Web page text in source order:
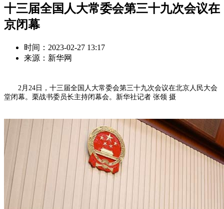
十三届全国人大常委会第三十九次会议在
京闭幕
时间：2023-02-27 13:17
来源：新华网
2月24日，十三届全国人大常委会第三十九次会议在北京人民大会
堂闭幕。栗战书委员长主持闭幕会。新华社记者 张领 摄